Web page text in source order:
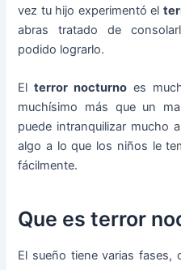
vez tu hijo experimentó el
abras tratado de
podido lograrlo.
Elterror nocturno es
muchísimo más que un
puede intranquilizar mucho
algo a lo que los niños le
fácilmente.
Que es terror
El sueño tiene varias fases,